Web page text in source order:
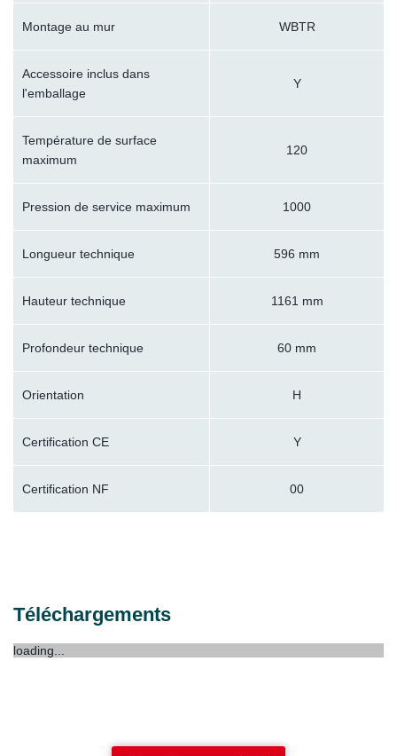
Montage au mur WBTR
Accessoire inclus dans
l'emballage
Y
Température de surface
maximum
120
Pression de service maximum 1000
Longueur technique 596 mm
Hauteur technique 1161 mm
Profondeur technique 60 mm
Orientation H
Certification CE Y
Certification NF 00
Téléchargements
loading...